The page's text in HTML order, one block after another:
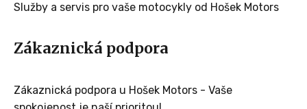
Služby a servis pro vaše motocykly od Hošek Motors
Zákaznická podpora
Zákaznická podpora u Hošek Motors - Vaše